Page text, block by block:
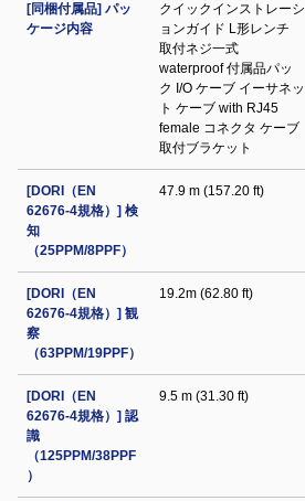
[同梱付属品] パッ
ケージ内容
クイックインストレーシ
ョンガイド L形レンチ
取付ネジ一式
waterproof 付属品パッ
ク I/O ケーブ イーサネッ
ト ケーブ with RJ45
female コネクタ ケーブ
取付ブラケット
[DORI（EN
62676-4規格）] 検
知
（25PPM/8PPF）
47.9 m (157.20 ft)
[DORI（EN
62676-4規格）] 観
察
（63PPM/19PPF）
19.2m (62.80 ft)
[DORI（EN
62676-4規格）] 認
識
（125PPM/38PPF
）
9.5 m (31.30 ft)